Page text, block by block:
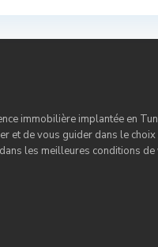
immobilière implantée en
et de vous guider dans le choix
les meilleures conditions de